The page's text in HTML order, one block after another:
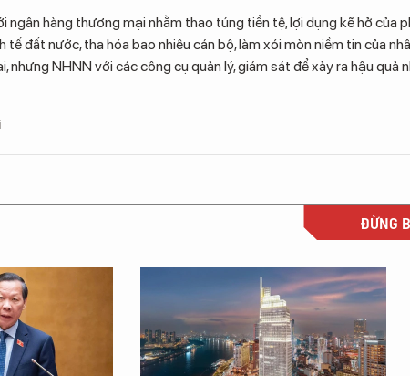
ngân hàng thương mại nhằm thao túng tiền tệ, lợi dụng kẽ hở của
tế đất nước, tha hóa bao nhiêu cán bộ, làm xói mòn niềm tin của
nhưng NHNN với các công cụ quản lý, giám sát để xảy ra hậu quả
ĐỪNG